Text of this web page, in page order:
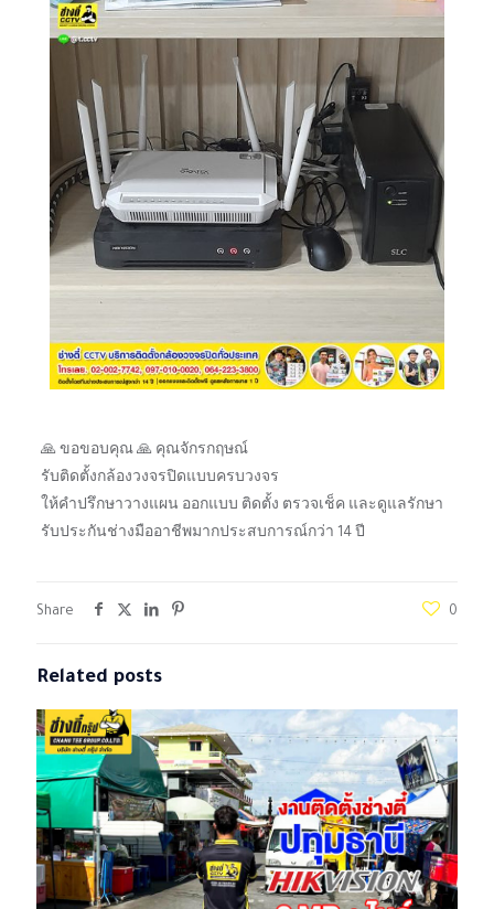
🙏 ขอขอบคุณ 🙏 คุณจักรกฤษณ์
รับติดตั้งกล้องวงจรปิดแบบครบวงจร
ให้คำปรึกษาวางแผน ออกแบบ ติดตั้ง ตรวจเช็ค และดูแลรักษา
รับประกันช่างมืออาชีพมากประสบการณ์กว่า 14 ปี
Share 0
Related posts